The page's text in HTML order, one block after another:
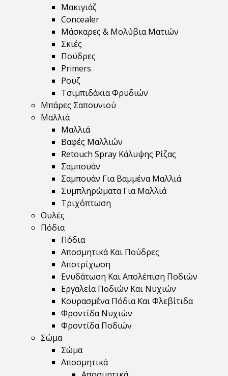
Μακιγιάζ
Concealer
Μάσκαρες & Μολύβια Ματιών
Σκιές
Πούδρες
Primers
Ρουζ
Τσιμπιδάκια Φρυδιών
Μπάρες Σαπουνιού
Μαλλιά
Μαλλιά
Βαφές Μαλλιών
Retouch Spray Κάλυψης Ρίζας
Σαμπουάν
Σαμπουάν Για Βαμμένα Μαλλιά
Συμπληρώματα Για Μαλλιά
Τριχόπτωση
Ουλές
Πόδια
Πόδια
Αποσμητικά Και Πούδρες
Αποτρίχωση
Ενυδάτωση Και Απολέπιση Ποδιών
Εργαλεία Ποδιών Και Νυχιών
Κουρασμένα Πόδια Και Φλεβίτιδα
Φροντίδα Νυχιών
Φροντίδα Ποδιών
Σώμα
Σώμα
Αποσμητικά